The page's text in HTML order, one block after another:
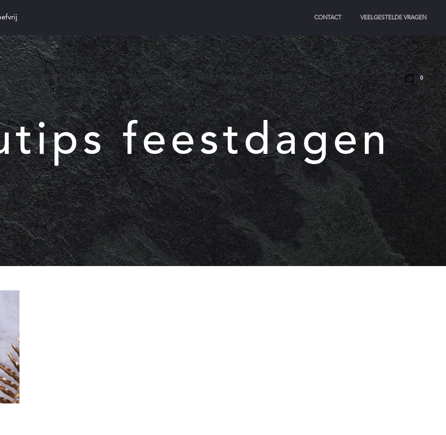
CONTACT VEELGESTELDE VRAGEN
SAMPLES LICHAAM CADEAUS INSPIRATIE OVER ONS SearchAccount 0
feestdagen